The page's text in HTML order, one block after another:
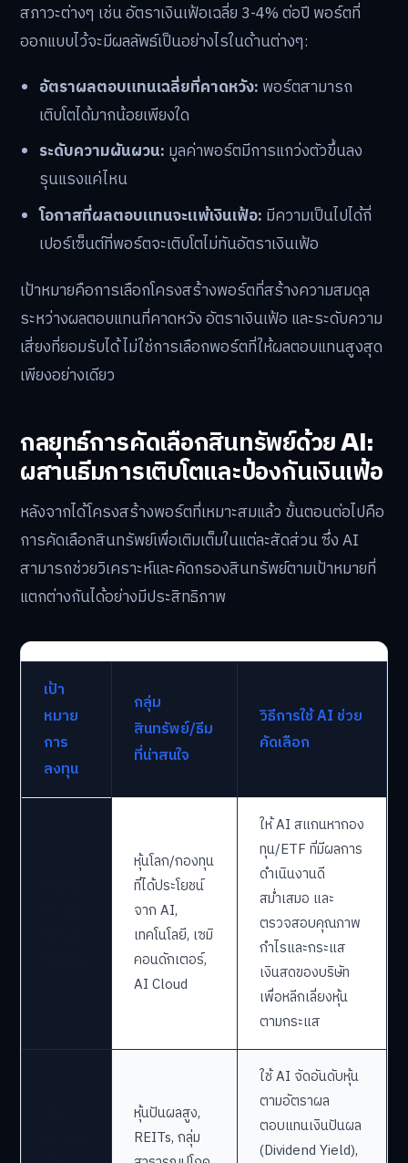
สภาวะต่างๆ เช่น อัตราเงินเฟ้อเฉลี่ย 3-4% ต่อปี พอร์ตที่
ออกแบบไว้จะมีผลลัพธ์เป็นอย่างไรในด้านต่างๆ:
อัตราผลตอบแทนเฉลี่ยที่คาดหวัง: พอร์ตสามารถ
เติบโตได้มากน้อยเพียงใด
ระดับความผันผวน: มูลค่าพอร์ตมีการแกว่งตัวขึ้นลง
รุนแรงแค่ไหน
โอกาสที่ผลตอบแทนจะแพ้เงินเฟ้อ: มีความเป็นไปได้กี่
เปอร์เซ็นต์ที่พอร์ตจะเติบโตไม่ทันอัตราเงินเฟ้อ
เป้าหมายคือการเลือกโครงสร้างพอร์ตที่สร้างความสมดุล
ระหว่างผลตอบแทนที่คาดหวัง อัตราเงินเฟ้อ และระดับความ
เสี่ยงที่ยอมรับได้ ไม่ใช่การเลือกพอร์ตที่ให้ผลตอบแทนสูงสุด
เพียงอย่างเดียว
กลยุทธ์การคัดเลือกสินทรัพย์ด้วย AI:
ผสานธีมการเติบโตและป้องกันเงินเฟ้อ
หลังจากได้โครงสร้างพอร์ตที่เหมาะสมแล้ว ขั้นตอนต่อไปคือ
การคัดเลือกสินทรัพย์เพื่อเติมเต็มในแต่ละสัดส่วน ซึ่ง AI
สามารถช่วยวิเคราะห์และคัดกรองสินทรัพย์ตามเป้าหมายที่
แตกต่างกันได้อย่างมีประสิทธิภาพ
เป้า
หมาย
การ
ลงทุน
กลุ่ม
สินทรัพย์/ธีม
ที่น่าสนใจ
วิธีการใช้ AI ช่วย
คัดเลือก
หุ้นโลก/กองทุน
ที่ได้ประโยชน์
จาก AI,
เทคโนโลยี, เซมิ
คอนดักเตอร์,
AI Cloud
ให้ AI สแกนหากอง
ทุน/ETF ที่มีผลการ
ดำเนินงานดี
สม่ำเสมอ และ
ตรวจสอบคุณภาพ
กำไรและกระแส
เงินสดของบริษัท
เพื่อหลีกเลี่ยงหุ้น
ตามกระแส
หุ้นปันผลสูง,
REITs, กลุ่ม
ใช้ AI จัดอันดับหุ้น
ตามอัตราผล
ตอบแทนเงินปันผล
(Dividend Yield),